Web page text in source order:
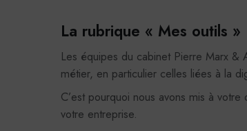
La rubrique « Mes outils »
Les équipes du cabinet Pierre Marx &
métier, en particulier celles liées à la
C’est pourquoi nous avons mis à
votre entreprise.